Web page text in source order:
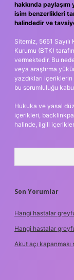
hakkında
isim benzerlikleri
halindedir ve
Sitemiz, 5651
Kurumu (BTK)
vermektedir. Bu
veya araştırma
yazdıkları
bu sorumluluğu
Hukuka ve yasal
içerikleri,
halinde, ilgili
Son Yorumlar
Hangi hastalar
Hangi hastalar
Akut açı kapanması